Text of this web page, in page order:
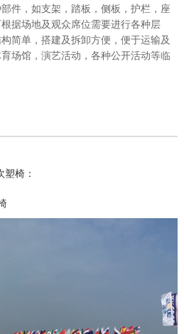
件，如支架，踏板，侧板，护栏，座
据场地及观众席位需要进行各种层
简单，搭建及拆卸方便，便于运输及
场馆，演艺活动，各种公开活动等临
椅：